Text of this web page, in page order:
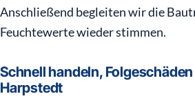
Anschließend begleiten wir die
Feuchtewerte wieder stimmen.
Schnell handeln,
Harpstedt